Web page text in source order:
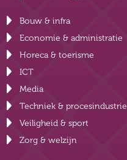
Bouw & infra
Economie & administratie
Horeca & toerisme
ICT
Media
Techniek & procesindustrie
Veiligheid & sport
Zorg & welzijn